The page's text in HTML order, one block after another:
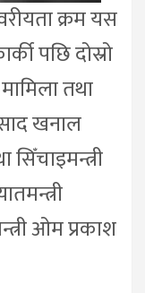
क्रम यस
पछि दोस्रो
तथा
खनाल
ओम प्रकाश